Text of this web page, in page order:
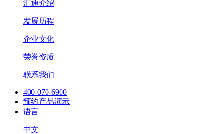
汇通介绍
发展历程
企业文化
荣誉资质
联系我们
400-070-6900
预约产品演示
语言
中文